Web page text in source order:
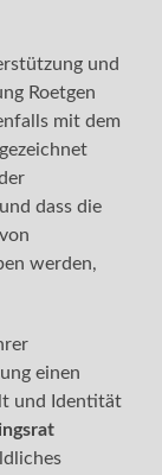
und
Roetgen
mit dem
dass die
werden,
einen
und Identität